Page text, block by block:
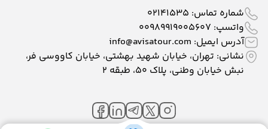
شماره تماس: 02141535
واتسپ: 00989919005607
آدرس ایمیل: info@avisatour.com
نشانی: تهران، خیابان شهید بهشتی، خیابان کاووسی فر،
نبش خیابان وطنی، پلاک ۵۰، طبقه 2